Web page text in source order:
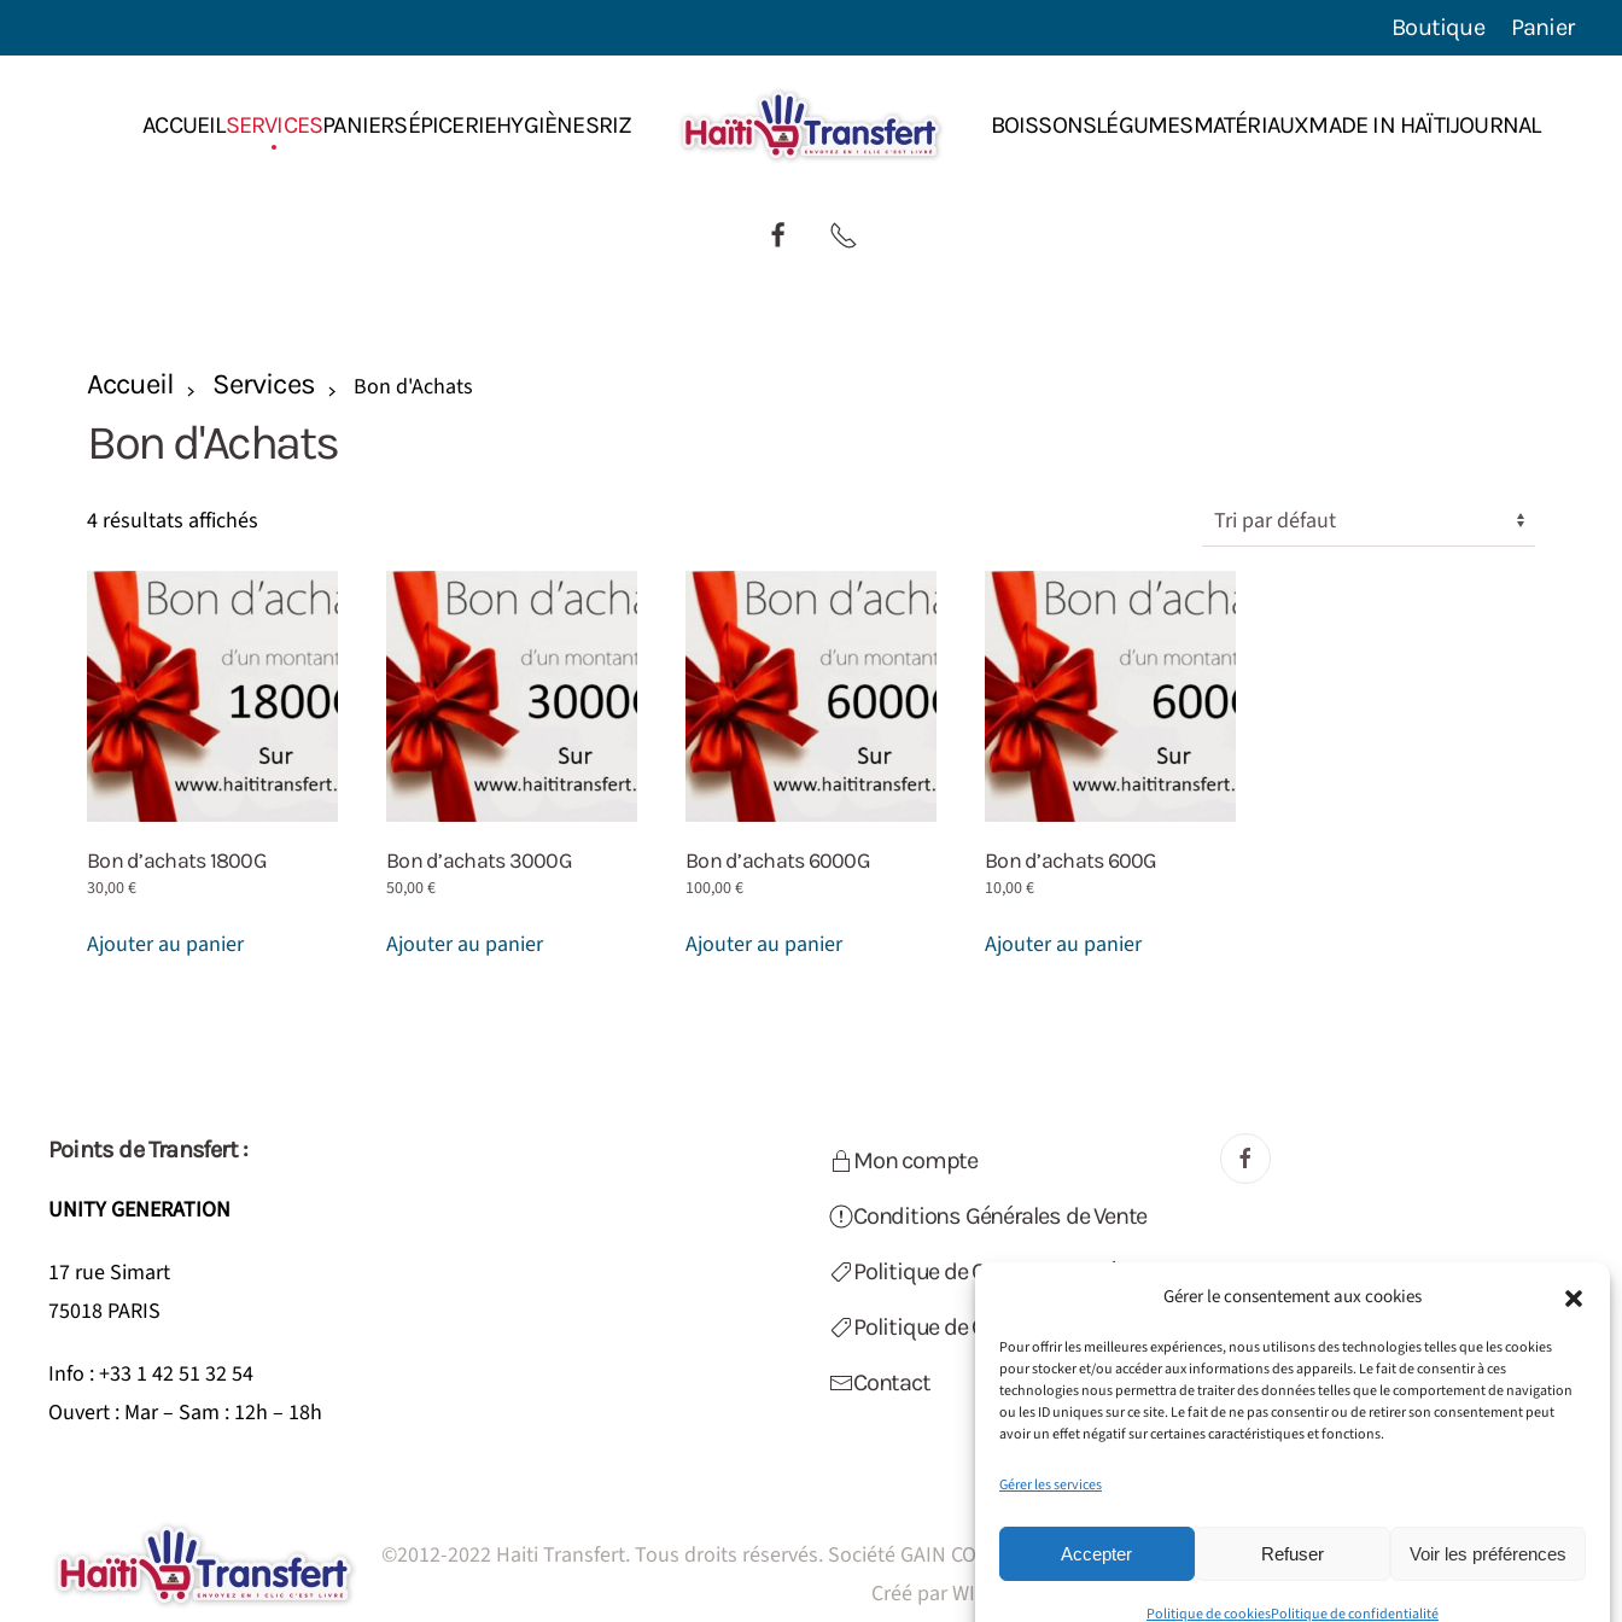
Gérer le consentement aux cookies
Pour offrir les meilleures expériences, nous utilisons des technologies telles que les cookies
pour stocker et/ou accéder aux informations des appareils. Le fait de consentir à ces
technologies nous permettra de traiter des données telles que le comportement de navigation
ou les ID uniques sur ce site. Le fait de ne pas consentir ou de retirer son consentement peut
avoir un effet négatif sur certaines caractéristiques et fonctions.
Gérer les services
Accepter Refuser Voir les préférences
Politique de cookiesPolitique de confidentialité
Boutique Panier
ACCUEILSERVICESPANIERSÉPICERIEHYGIÈNESRIZ BOISSONSLÉGUMESMATÉRIAUXMADE IN HAÏTIJOURNAL
Accueil Services Bon d'Achats
Bon d'Achats
4 résultats affichés
Bon d’achats 1800G
30,00€
Ajouter au panier
Bon d’achats 3000G
50,00€
Ajouter au panier
Bon d’achats 6000G
100,00€
Ajouter au panier
Bon d’achats 600G
10,00€
Ajouter au panier
Points de Transfert :
UNITY GENERATION
17 rue Simart
75018 PARIS
Info : +33 1 42 51 32 54
Ouvert : Mar – Sam : 12h – 18h
Mon compte
Conditions Générales de Vente
Politique de Confidentialité
Politique de Cookies (UE)
Contact
©2012-2022 Haiti Transfert. Tous droits réservés. Société GAIN CONSEILS SIRET : 797 776 051 00014 - 115 rue Cardinet, 75017 Paris -
Créé parWIT Créations